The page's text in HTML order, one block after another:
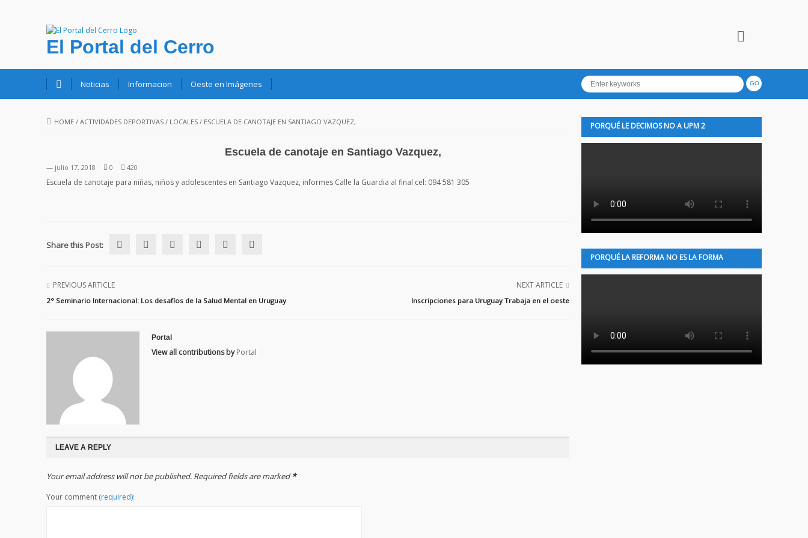
El Portal del Cerro
Noticias Informacion Oeste en Imágenes
HOME / ACTIVIDADES DEPORTIVAS / LOCALES / ESCUELA DE CANOTAJE EN SANTIAGO VAZQUEZ,
Escuela de canotaje en Santiago Vazquez,
— julio 17, 2018 0 420
Escuela de canotaje para niñas, niños y adolescentes en Santiago Vazquez, informes Calle la Guardia al final cel: 094 581 305
Share this Post:
PREVIOUS ARTICLE
2° Seminario Internacional: Los desafíos de la Salud Mental en Uruguay
NEXT ARTICLE
Inscripciones para Uruguay Trabaja en el oeste
Portal
View all contributions by Portal
LEAVE A REPLY
Your email address will not be published. Required fields are marked*
Your comment (required):
PORQUÉ LE DECIMOS NO A UPM 2
PORQUÉ LA REFORMA NO ES LA FORMA